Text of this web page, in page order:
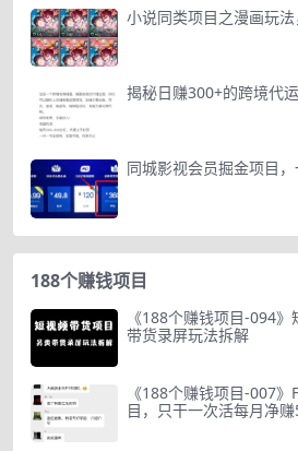
小说同类项目之漫画玩
揭秘日赚300+的跨境代
同城影视会员掘金项目，
188个赚钱项目
《188个赚钱项目-094
带货录屏玩法拆解
《188个赚钱项目-007
目，只干一次活每月净